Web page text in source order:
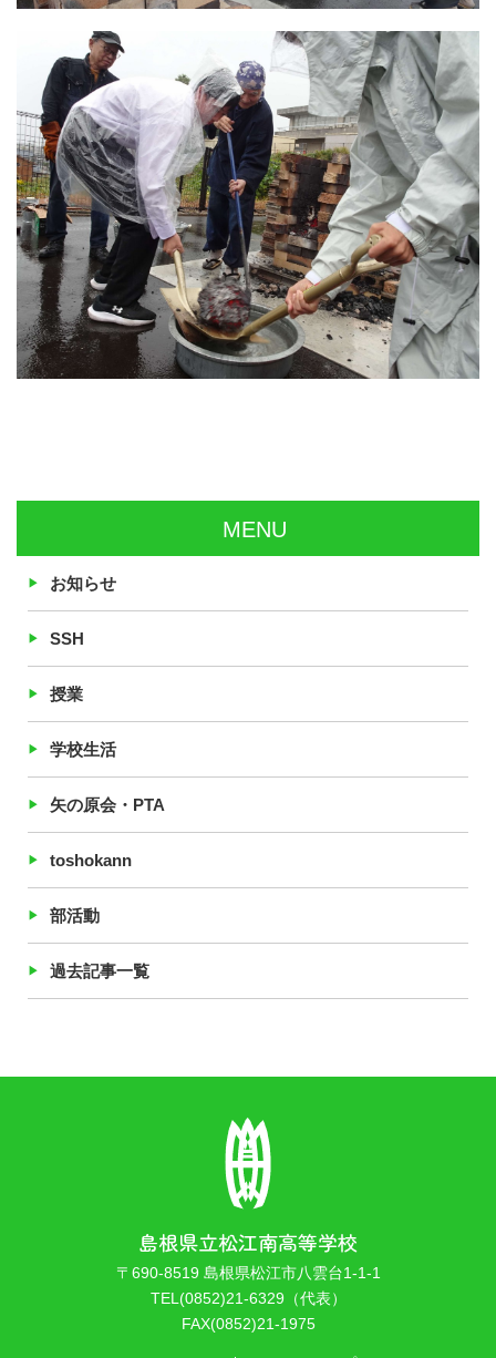
MENU
お知らせ
SSH
授業
学校生活
矢の原会・PTA
toshokann
部活動
過去記事一覧
島根県立松江南高等学校
〒690-8519 島根県松江市八雲台1-1-1
TEL(0852)21-6329（代表）
FAX(0852)21-1975